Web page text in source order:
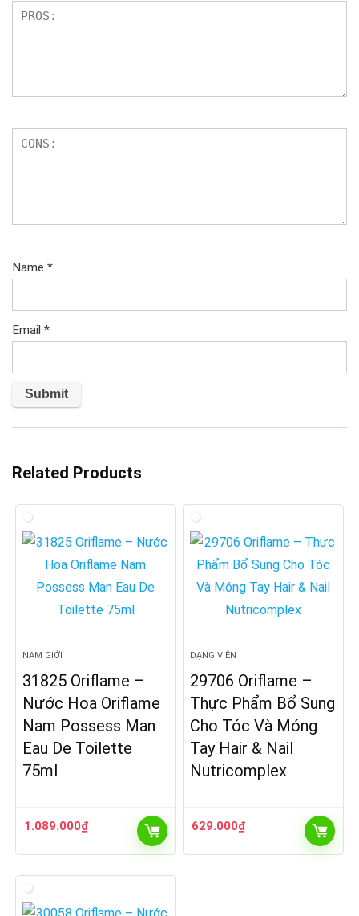
Name *
Email *
Related Products
NAM GIỚI
31825 Oriflame –
Nước Hoa Oriflame
Nam Possess Man
Eau De Toilette
75ml
1.089.000₫
DẠNG VIÊN
29706 Oriflame –
Thực Phẩm Bổ Sung
Cho Tóc Và Móng
Tay Hair & Nail
Nutricomplex
629.000₫